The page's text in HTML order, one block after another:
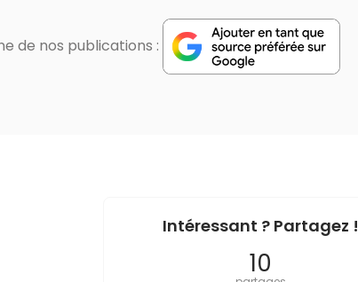
de nos publications :
Intéressant ? Partagez !
10